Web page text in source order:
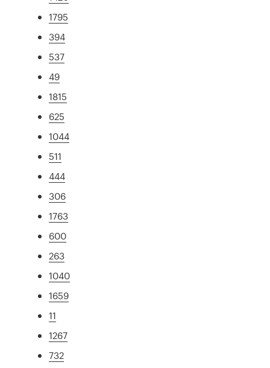
1795
394
537
49
1815
625
1044
511
444
306
1763
600
263
1040
1659
11
1267
732